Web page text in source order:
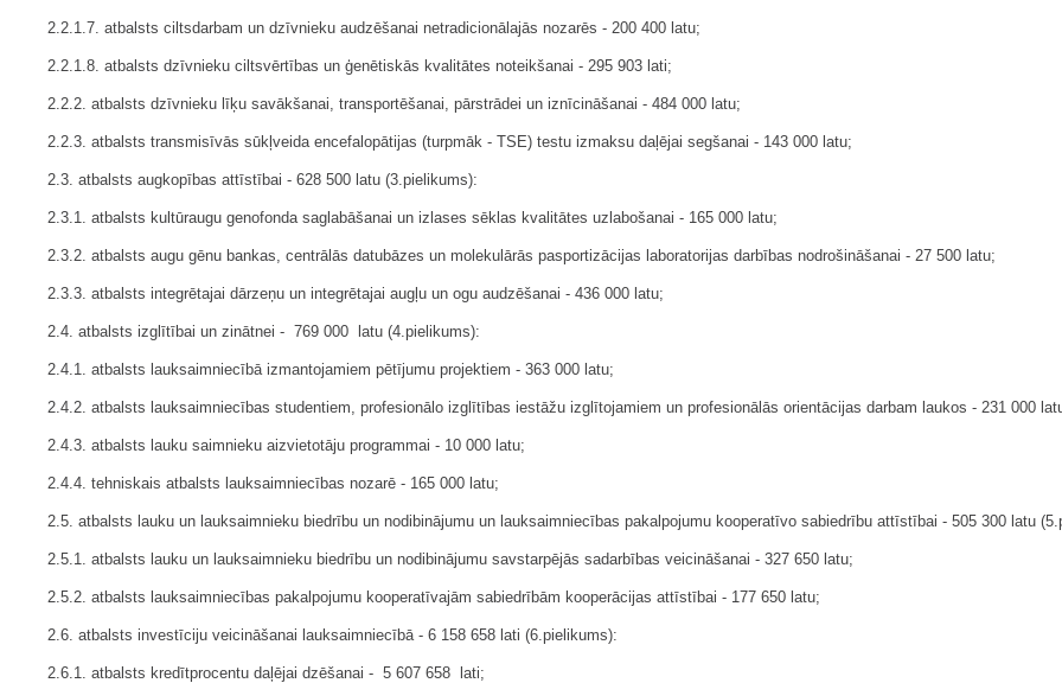
2.2.1.7. atbalsts ciltsdarbam un dzīvnieku audzēšanai netradicionālajās nozarēs - 200 400 latu;
2.2.1.8. atbalsts dzīvnieku ciltsvērtības un ģenētiskās kvalitātes noteik­šanai - 295 903 lati;
2.2.2. atbalsts dzīvnieku līķu savākšanai, transportēšanai, pārstrādei un iznīcināšanai - 484 000 latu;
2.2.3. atbalsts transmisīvās sūkļveida encefalopātijas (turpmāk - TSE) testu izmaksu daļējai segšanai - 143 000 latu;
2.3. atbalsts augkopības attīstībai - 628 500 latu (3.pielikums):
2.3.1. atbalsts kultūraugu genofonda saglabāšanai un izlases sēklas kvalitātes uzlabošanai - 165 000 latu;
2.3.2. atbalsts augu gēnu bankas, centrālās datubāzes un molekulārās pasportizācijas laboratorijas darbības nodrošināšanai - 27 500 latu;
2.3.3. atbalsts integrētajai dārzeņu un integrētajai augļu un ogu audzē­šanai - 436 000 latu;
2.4. atbalsts izglītībai un zinātnei - 769 000 latu (4.pielikums):
2.4.1. atbalsts lauksaimniecībā izmantojamiem pētījumu projektiem - 363 000 latu;
2.4.2. atbalsts lauksaimniecības studentiem, profesionālo izglītības iestāžu izglītojamiem un profesionālās orientācijas darbam laukos - 231 000
2.4.3. atbalsts lauku saimnieku aizvietotāju programmai - 10 000 latu;
2.4.4. tehniskais atbalsts lauksaimniecības nozarē - 165 000 latu;
2.5. atbalsts lauku un lauksaimnieku biedrību un nodibinājumu un lauksaimniecības pakalpojumu kooperatīvo sabiedrību attīstībai - 505 300 latu
2.5.1. atbalsts lauku un lauksaimnieku biedrību un nodibinājumu savstar­pējās sadarbības veicināšanai - 327 650 latu;
2.5.2. atbalsts lauksaimniecības pakalpojumu kooperatīvajām sabiedrībām kooperācijas attīstībai - 177 650 latu;
2.6. atbalsts investīciju veicināšanai lauksaimniecībā - 6 158 658 lati (6.pielikums):
2.6.1. atbalsts kredītprocentu daļējai dzēšanai - 5 607 658 lati;